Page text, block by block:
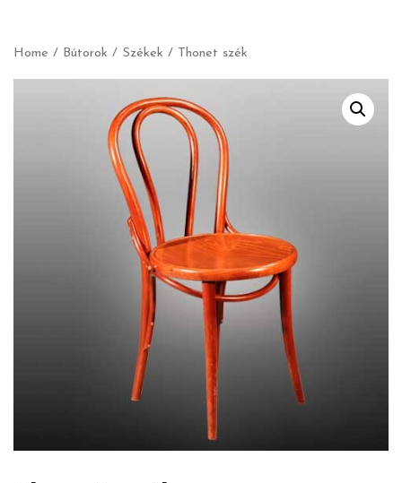
Home / Bútorok / Székek / Thonet szék